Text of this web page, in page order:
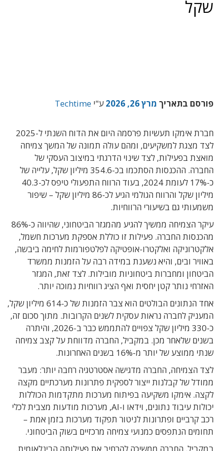
שקל
פורסם בתאריך מרץ 26, 2026 ע"י Techtime
חברת אימקו תעשיות פרסמה היום את הדוח השנתי ל-2025
לצד מצגת למשקיעים, ומהם עולה תמונה של המשך צמיחה
מואצת בפעילות, לצד שינוי הדרגתי במיצוב העסקי של
החברה. ההכנסות הסתכמו בכ-354.6 מיליון שקל, עלייה של
כ-17% לעומת 2024, בעוד הרווח התפעולי טיפס לכ-40.3
מיליון שקל והרווח הגולמי הגיע לכ-86 מיליון שקל – שיפור
משמעותי גם בשיעורי הרווחיות.
עיקר הצמיחה ממשיך להגיע מהמגזר הביטחוני, שהיווה כ-86%
מהכנסות החברה. פעילות זו כוללת אספקת מערכות חשמל,
אלקטרוניקה ואלקטרו-אופטיקה לפלטפורמות לחימה ביבשה,
באוויר ובים, והיא נשענת במידה רבה על הזמנות ממשרד
הביטחון ומחברות ביטחוניות מובילות. לצד זאת, המגזר
האזרחי נותר קטן יחסית ואף הציג רווחיות נמוכה יותר.
אחד הנתונים הבולטים הוא צבר הזמנות של כ-614 מיליון שקל,
המעניק לחברה נראות עסקית לשנים הקרובות. מתוך סכום זה,
כ-330 מיליון שקל צפויים להתממש כבר ב-2026, והיתרה
בשנים שלאחר מכן. במקביל, החברה מדווחת על קצב צמיחה
שנתי ממוצע של יותר מ-16% בשנים האחרונות.
לצד הצמיחה, החברה מדגישה אסטרטגיה רחבה יותר: מעבר
ממודל של קבלנות ייצור לספקית פתרונות מערכתיים מקצה
לקצה. אימקו משקיעה בפיתוח מערכות מתקדמות הכוללות
יכולות עיבוד נתונים, וידאו ו-AI, מערכות מודעות מצבית לכלי
רכב קרביים ופתרונות לניטור תפקוד מערכות בזמן אמת –
תחומים הנתפסים כמנועי צמיחה מרכזיים בשוק הביטחוני.